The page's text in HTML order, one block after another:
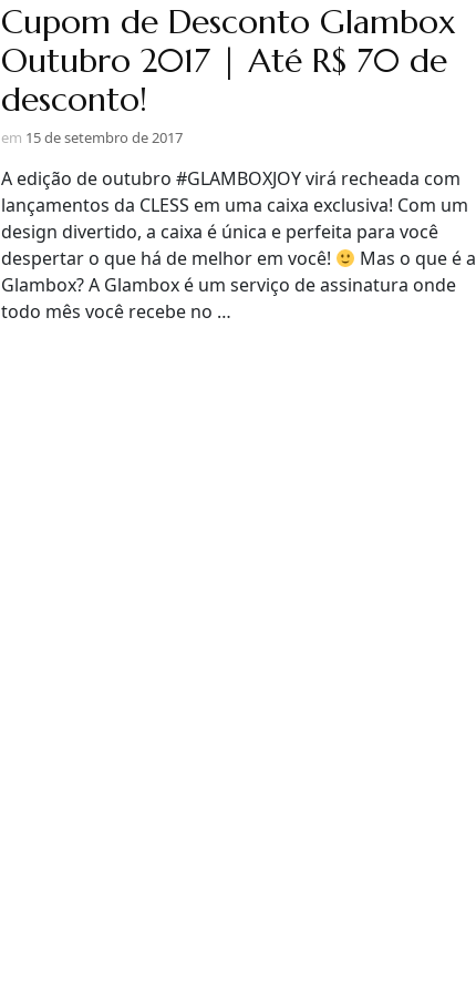
Cupom de Desconto Glambox
Outubro 2017 | Até R$ 70 de
desconto!
em 15 de setembro de 2017
A edição de outubro #GLAMBOXJOY virá recheada com
lançamentos da CLESS em uma caixa exclusiva! Com um
design divertido, a caixa é única e perfeita para você
despertar o que há de melhor em você!
Mas o que é a
Glambox? A Glambox é um serviço de assinatura onde
todo mês você recebe no …